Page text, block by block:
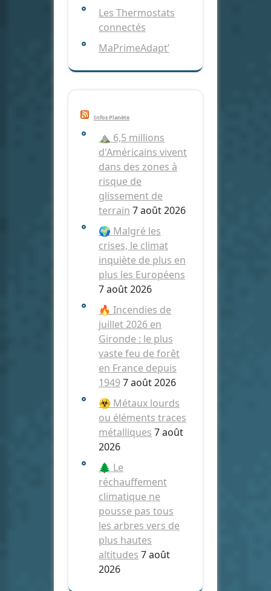
Les Thermostats
connectés
MaPrimeAdapt’
Infos Planète
⛰️ 6,5 millions
d'Américains vivent
dans des zones à
risque de
glissement de
terrain 7 août 2026
🌍 Malgré les
crises, le climat
inquiète de plus en
plus les Européens
7 août 2026
🔥 Incendies de
juillet 2026 en
Gironde : le plus
vaste feu de forêt
en France depuis
19497 août 2026
☣️ Métaux lourds
ou éléments traces
métalliques 7 août
2026
🌲 Le
réchauffement
climatique ne
pousse pas tous
les arbres vers de
plus hautes
altitudes 7 août
2026